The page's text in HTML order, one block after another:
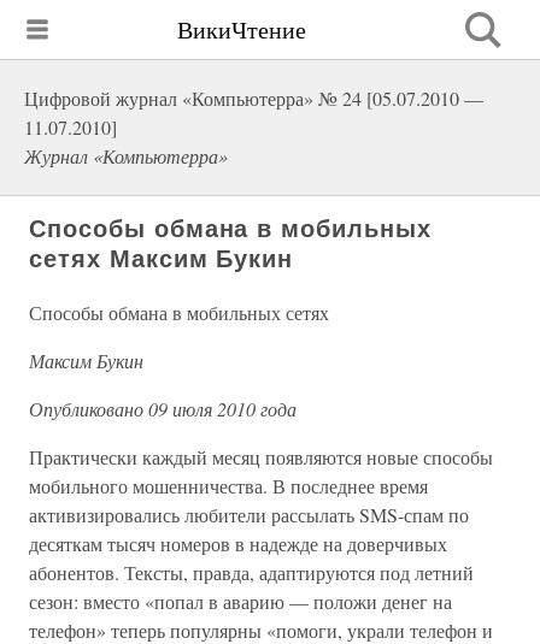
ВикиЧтение
Цифровой журнал «Компьютерра» № 24 [05.07.2010 —
11.07.2010]
Журнал «Компьютерра»
Способы обмана в мобильных
сетях Максим Букин
Способы обмана в мобильных сетях
Максим Букин
Опубликовано 09 июля 2010 года
Практически каждый месяц появляются новые способы
мобильного мошенничества. В последнее время
активизировались любители рассылать SMS-спам по
десяткам тысяч номеров в надежде на доверчивых
абонентов. Тексты, правда, адаптируются под летний
сезон: вместо «попал в аварию — положи денег на
телефон» теперь популярны «помоги, украли телефон и